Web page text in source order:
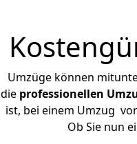
Umzüge können
die professionellen
ist, bei einem Umzug
Ob Sie nun